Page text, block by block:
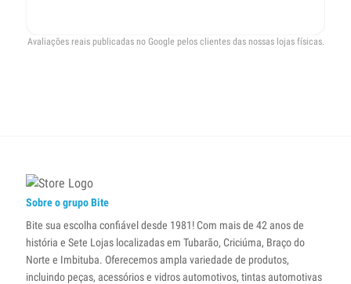
Avaliações reais publicadas no Google pelos clientes das nossas lojas físicas.
Sobre o grupo Bite
Bite sua escolha confiável desde 1981! Com mais de 42 anos de
história e Sete Lojas localizadas em Tubarão, Criciúma, Braço do
Norte e Imbituba. Oferecemos ampla variedade de produtos,
incluindo peças, acessórios e vidros automotivos, tintas automotivas